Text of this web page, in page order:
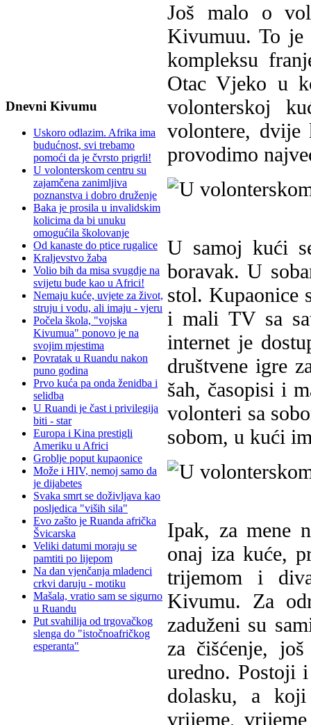
Dnevni Kivumu
Uskoro odlazim. Afrika ima
budućnost, svi trebamo
pomoći da je čvrsto prigrli!
U volonterskom centru su
zajamčena zanimljiva
poznanstva i dobro druženje
Baka je prosila u invalidskim
kolicima da bi unuku
omogućila školovanje
Od kanaste do ptice rugalice
Kraljevstvo žaba
Volio bih da misa svugdje na
svijetu bude kao u Africi!
Nemaju kuće, uvjete za život,
struju i vodu, ali imaju - vjeru
Počela škola, "vojska
Kivumua" ponovo je na
svojim mjestima
Povratak u Ruandu nakon
puno godina
Prvo kuća pa onda ženidba i
selidba
U Ruandi je čast i privilegija
biti - star
Europa i Kina prestigli
Ameriku u Africi
Groblje poput kupaonice
Može i HIV, nemoj samo da
je dijabetes
Svaka smrt se doživljava kao
posljedica "viših sila"
Evo zašto je Ruanda afrička
Švicarska
Veliki datumi moraju se
pamtiti po lijepom
Na dan vjenčanja mladenci
crkvi daruju - motiku
Mašala, vratio sam se sigurno
u Ruandu
Put svahilija od trgovačkog
slenga do "istočnoafričkog
esperanta"
Još malo o
Kivumuu. To je
kompleksu
Otac Vjeko u
volonterskoj
volontere,
provodimo
U samoj kući
boravak. U
stol. Kupaonice
i mali TV sa
internet je
društvene igre
šah, časopisi i
volonteri sa
sobom, u kući
Ipak, za mene
onaj iza kuće,
trijemom i
Kivumu. Za
zaduženi su
za čišćenje,
uredno. Postoji
dolasku, a
vrijeme,